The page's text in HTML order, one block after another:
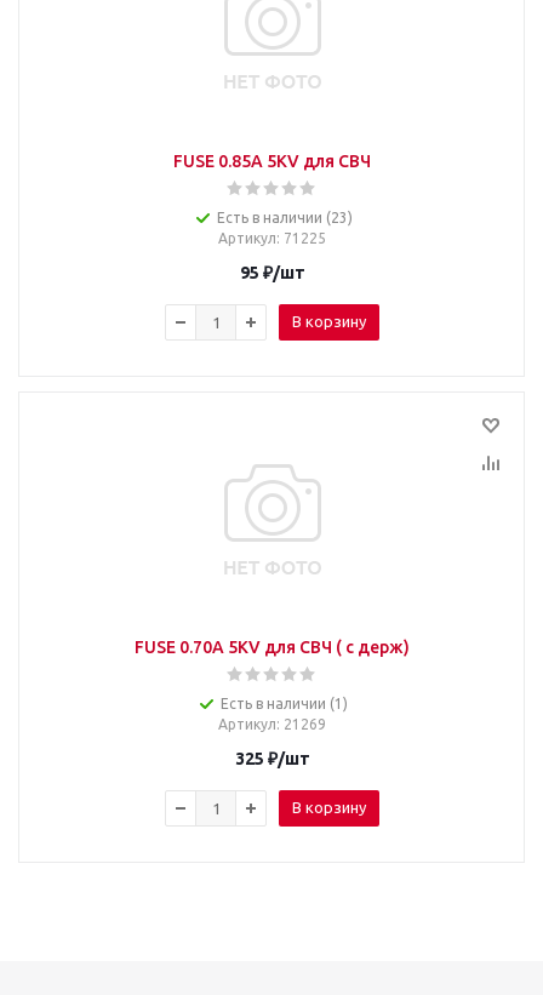
FUSE 0.85A 5KV для СВЧ
Есть в наличии (23)
Артикул: 71225
95 ₽/шт
В корзину
FUSE 0.70A 5KV для СВЧ ( с держ)
Есть в наличии (1)
Артикул: 21269
325 ₽/шт
В корзину